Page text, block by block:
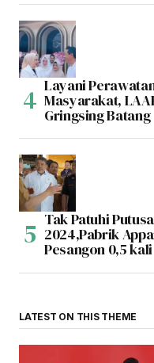
Layani
Masyarakat,
Gringsing Batang
Tak Patuhi
2024,Pabrik
Pesangon 0,5 kali
LATEST ON THIS THEME